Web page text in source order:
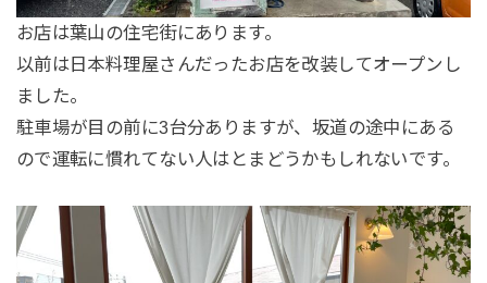
お店は葉山の住宅街にあります。
以前は日本料理屋さんだったお店を改装してオープンし
ました。
駐車場が目の前に3台分ありますが、坂道の途中にある
ので運転に慣れてない人はとまどうかもしれないです。